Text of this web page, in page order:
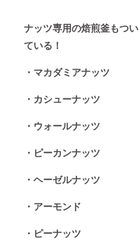
ナッツ専用の焙煎釜もつい
ている！
・マカダミアナッツ
・カシューナッツ
・ウォールナッツ
・ピーカンナッツ
・ヘーゼルナッツ
・アーモンド
・ピーナッツ